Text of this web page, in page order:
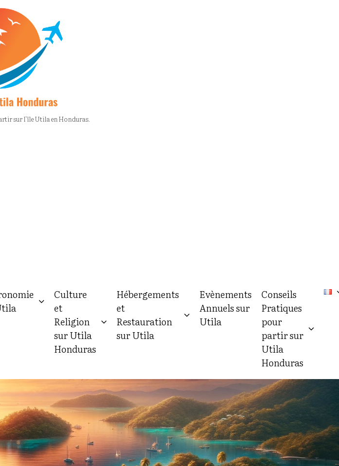
sur l'île Utila en Honduras.
Culture
et
Religion
sur Utila
Honduras
Hébergements
et
Restauration
sur Utila
Evènements
Annuels sur
Utila
Conseils
Pratiques
pour
partir sur
Utila
Honduras